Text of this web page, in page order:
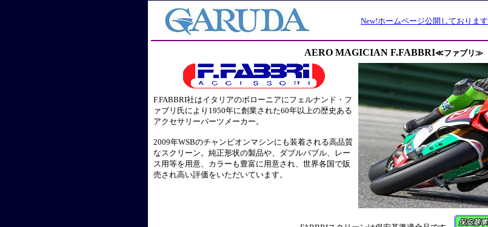
AERO MAGICIAN F.FABBRI≪ファブリ≫
F.FABBRI社はイタリアのボローニアにフェルナンド・フ
ァブリ氏により1950年に創業された60年以上の歴史ある
アクセサリーパーツメーカー。
2009年WSBのチャンピオンマシンにも装着される高品質
なスクリーン。純正形状の製品や、ダブルバブル、レー
ス用等を用意、カラーも豊富に用意され、世界各国で販
売され高い評価をいただいています。